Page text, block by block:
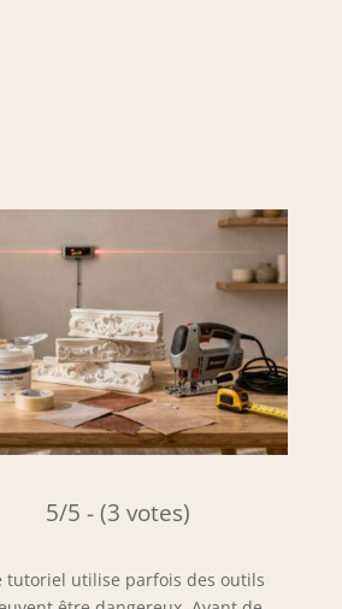
5/5 - (3 votes)
utilise parfois des outils